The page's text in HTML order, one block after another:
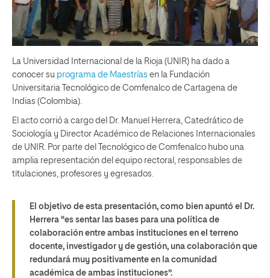
La Universidad Internacional de la Rioja (UNIR) ha dado a
conocer su programa de Maestrías en la Fundación
Universitaria Tecnológico de Comfenalco de Cartagena de
Indias (Colombia).
El acto corrió a cargo del Dr. Manuel Herrera, Catedrático de
Sociología y Director Académico de Relaciones Internacionales
de UNIR. Por parte del Tecnológico de Comfenalco hubo una
amplia representación del equipo rectoral, responsables de
titulaciones, profesores y egresados.
El objetivo de esta presentación, como bien apuntó el Dr.
Herrera “es sentar las bases para una política de
colaboración entre ambas instituciones en el terreno
docente, investigador y de gestión, una colaboración que
redundará muy positivamente en la comunidad
académica de ambas instituciones”.